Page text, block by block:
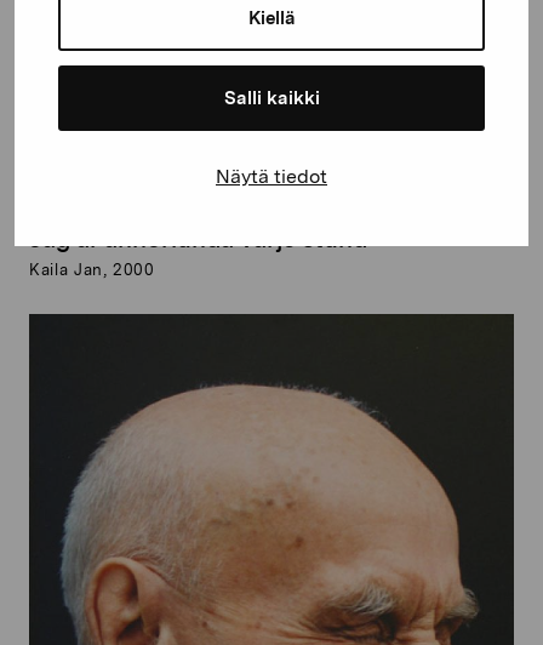
Kiellä
Salli kaikki
Näytä tiedot
Jag är annorlunda varje stund
Kaila Jan, 2000